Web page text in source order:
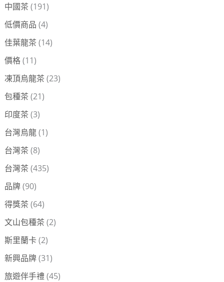
:
中國茶 (191)
低價商品 (4)
佳葉龍茶 (14)
價格(11)
凍頂烏龍茶 (23)
包種茶 (21)
印度茶 (3)
台灣烏龍(1)
台灣茶 (8)
台灣茶 (435)
品牌(90)
得獎茶 (64)
文山包種茶 (2)
斯里蘭卡(2)
新興品牌(31)
旅遊伴手禮(45)